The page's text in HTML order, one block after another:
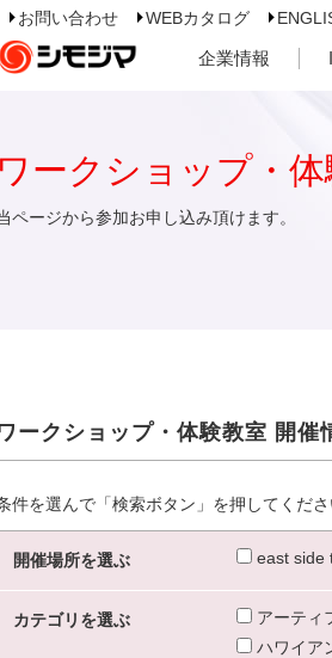
お問い合わせ WEBカタログ
企業情報
ワークショップ・体
ページから参加お申し込み頂けます。
ークショップ・体験教室 開催
件を選んで「検索ボタン」を押してくだ
開催場所を選ぶ east side
カテゴリを選ぶ アーティ
ハワイア